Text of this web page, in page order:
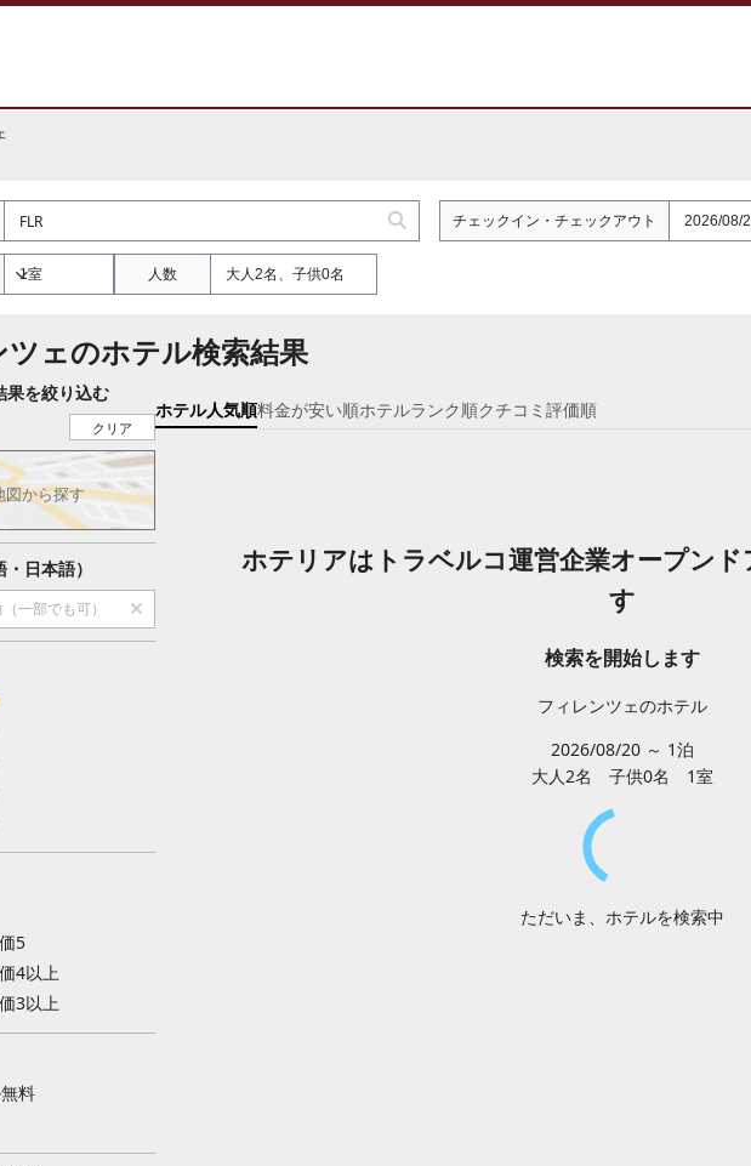
チェックイン ・ チェックアウト
人数 大人2名、子供0名
ツェのホテル検索結果
果を絞り込む
クリア
図から探す
日本語）
5
4以上
3以上
料
ホテル人気順料金が安い順ホテルランク順クチコミ評価順
ホテリアはトラベルコ運営企業オープン
す
検索を開始します
フィレンツェのホテル
2026/08/20 ～ 1泊
大人2名 子供0名 1室
ただいま、ホテルを検索中